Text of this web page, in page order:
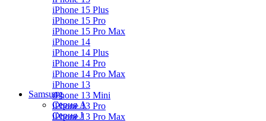
iPhone 15 Plus
iPhone 15 Pro
iPhone 15 Pro Max
iPhone 14
iPhone 14 Plus
iPhone 14 Pro
iPhone 14 Pro Max
iPhone 13
iPhone 13 Mini
iPhone 13 Pro
iPhone 13 Pro Max
Samsung
Серия А
Серия J